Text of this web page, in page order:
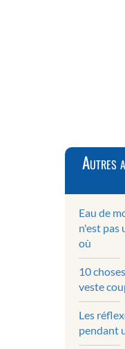
Autres
Eau de
n'est pas
où
10
veste
Les
pendant